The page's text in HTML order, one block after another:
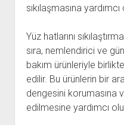
sıkılaşmasına yardımcı
Yüz hatlarını
sıra, nemlendirici ve
bakım ürünleriyle
edilir. Bu ürünlerin bir
dengesini korumasına
edilmesine yardımcı